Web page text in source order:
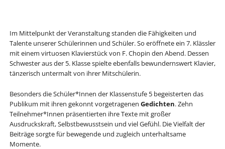
Im Mittelpunkt der Veranstaltung standen die Fähigkeiten und
Talente unserer Schülerinnen und Schüler. So eröffnete ein 7. Klässler
mit einem virtuosen Klavierstück von F. Chopin den Abend. Dessen
Schwester aus der 5. Klasse spielte ebenfalls bewundernswert Klavier,
tänzerisch untermalt von ihrer Mitschülerin.
Besonders die Schüler*Innen der Klassenstufe 5 begeisterten das
Publikum mit ihren gekonnt vorgetragenen Gedichten. Zehn
Teilnehmer*Innen präsentierten ihre Texte mit großer
Ausdruckskraft, Selbstbewusstsein und viel Gefühl. Die Vielfalt der
Beiträge sorgte für bewegende und zugleich unterhaltsame
Momente.